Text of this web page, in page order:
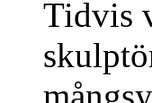
Tidvis